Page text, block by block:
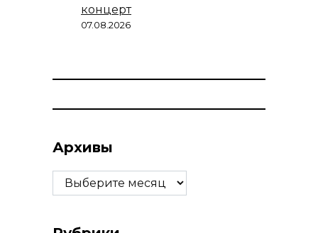
концерт
07.08.2026
Архивы
Архивы